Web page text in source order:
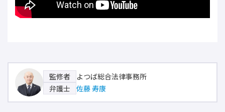
監修者
よつば総合法律事務所
弁護士
佐藤 寿康